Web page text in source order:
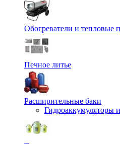
Обогреватели и тепловые
Печное литье
Расширительные баки
Гидроаккумуляторы